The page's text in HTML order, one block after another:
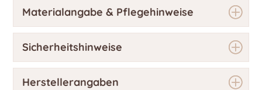
Materialangabe & Pflegehinweise
Sicherheitshinweise
Herstellerangaben